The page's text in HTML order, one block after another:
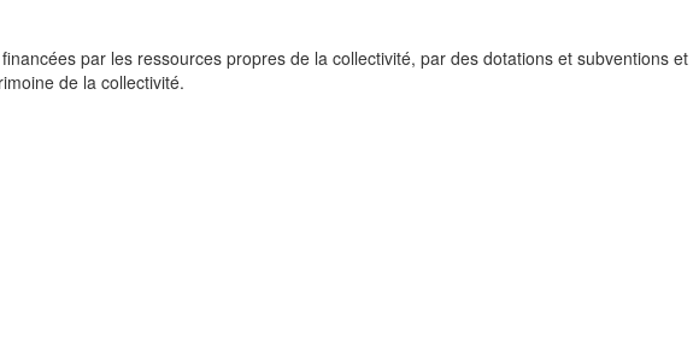
par les ressources propres de la collectivité, par des dotations et subventions et
de la collectivité.